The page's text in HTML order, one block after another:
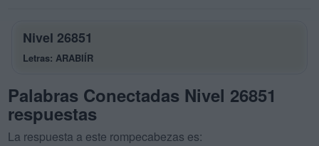
Nivel 26851
Letras: ARABIÍR
Palabras Conectadas Nivel 26851
respuestas
La respuesta a este rompecabezas es: